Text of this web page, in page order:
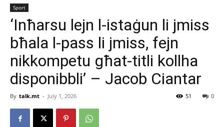
Sport
‘Inħarsu lejn l-istaġun li jmiss
bħala l-pass li jmiss, fejn
nikkompetu għat-titli kollha
disponibbli’ – Jacob Ciantar
By talk.mt - July 1, 2026 0
51